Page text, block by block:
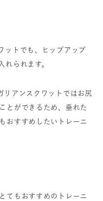
ットでも、ヒップアップ
れられます。
リアンスクワットではお尻
とができるため、垂れた
おすすめしたいトレーニ
てもおすすめのトレーニ